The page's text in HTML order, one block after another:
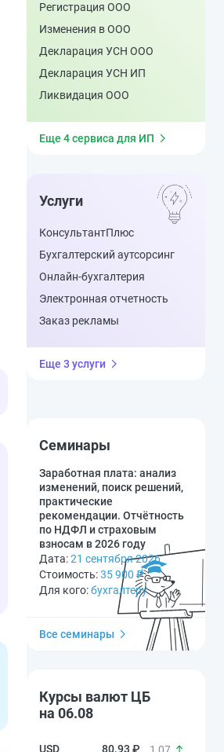
Регистрация ООО
Изменения в ООО
Декларация УСН ООО
Декларация УСН ИП
Ликвидация ООО
Еще 4 сервиса для ИП
Услуги
КонсультантПлюс
Бухгалтерский аутсорсинг
Онлайн-бухгалтерия
Электронная отчетность
Заказ рекламы
Еще 3 услуги
Семинары
Заработная плата: анализ
изменений, поиск решений,
практические
рекомендации. Отчётность
по НДФЛ и страховым
взносам в 2026 году
Дата:21 сентября 2026
Стоимость:35 900 ₽
Для кого:бухгалтеру
Все семинары
Курсы валют ЦБ
на 06.08
80.93 ₽